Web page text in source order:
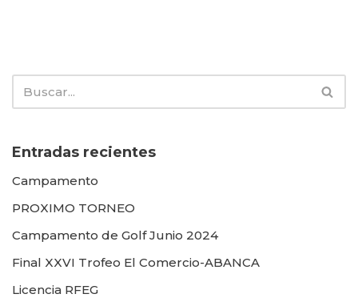
Entradas recientes
Campamento
PROXIMO TORNEO
Campamento de Golf Junio 2024
Final XXVI Trofeo El Comercio-ABANCA
Licencia RFEG